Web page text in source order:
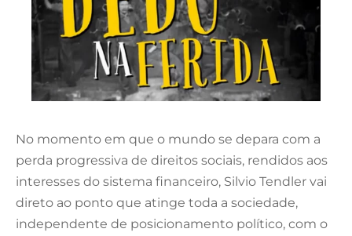
No momento em que o mundo se depara com a
perda progressiva de direitos sociais, rendidos aos
interesses do sistema financeiro, Silvio Tendler vai
direto ao ponto que atinge toda a sociedade,
independente de posicionamento político, com o